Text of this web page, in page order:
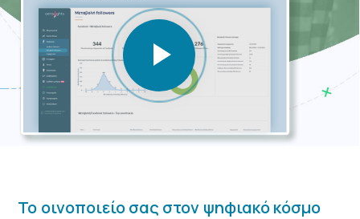
Το οινοποιείο σας στον ψηφιακό κόσμο